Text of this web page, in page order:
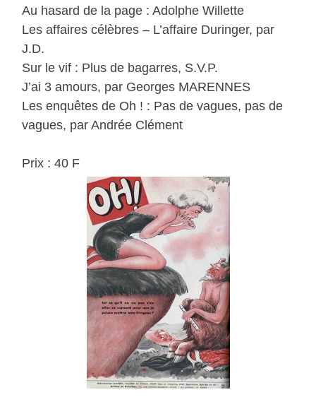
Au hasard de la page : Adolphe Willette
Les affaires célèbres – L’affaire Duringer, par
J.D.
Sur le vif : Plus de bagarres, S.V.P.
J’ai 3 amours, par Georges MARENNES
Les enquêtes de Oh ! : Pas de vagues, pas de
vagues, par Andrée Clément
Prix : 40 F